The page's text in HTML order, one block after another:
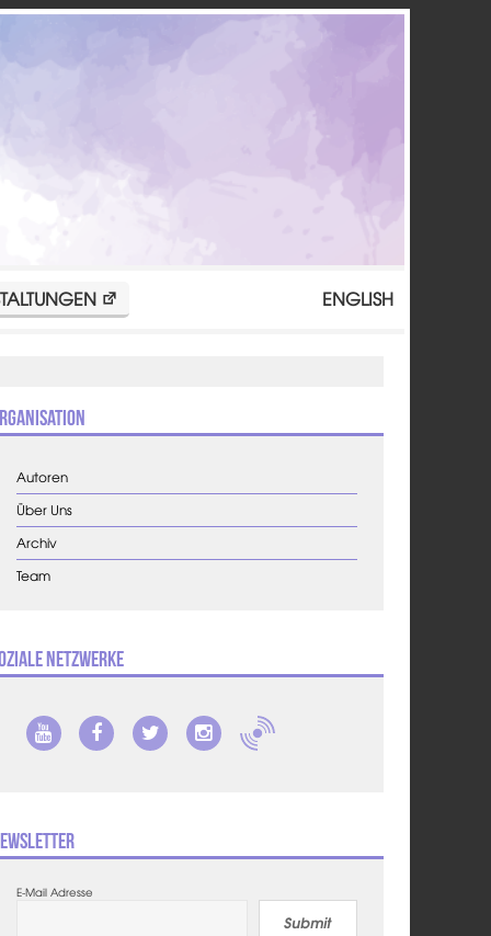
ENGLISH
Autoren
Über Uns
Archiv
Team
Netzwerke
E-Mail Adresse
Submit